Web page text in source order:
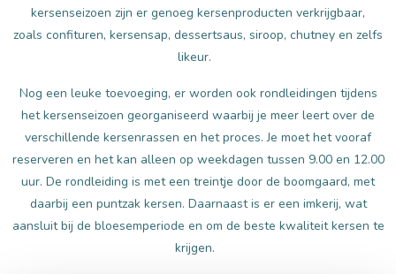
kersenseizoen zijn er genoeg kersenproducten verkrijgbaar,
zoals confituren, kersensap, dessertsaus, siroop, chutney en zelfs
likeur.
Nog een leuke toevoeging, er worden ook rondleidingen tijdens
het kersenseizoen georganiseerd waarbij je meer leert over de
verschillende kersenrassen en het proces. Je moet het vooraf
reserveren en het kan alleen op weekdagen tussen 9.00 en 12.00
uur. De rondleiding is met een treintje door de boomgaard, met
daarbij een puntzak kersen. Daarnaast is er een imkerij, wat
aansluit bij de bloesemperiode en om de beste kwaliteit kersen te
krijgen.